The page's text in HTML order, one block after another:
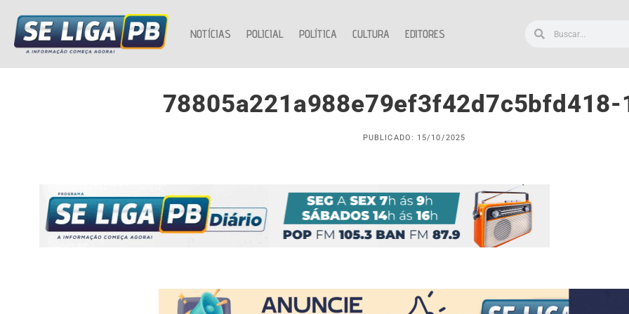
NOTÍCIAS POLICIAL POLÍTICA CULTURA EDITORES
78805a221a988e79ef3f42d7c5bfd418-
PUBLICADO: 15/10/2025